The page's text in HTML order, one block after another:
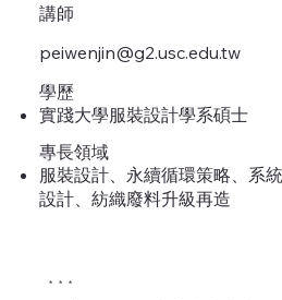
講師
peiwenjin@g2.usc.edu.tw
學歷
實踐大學服裝設計學系碩士
專長領域
服裝設計、永續循環策略、系
設計、紡織廢料升級再造
* * *